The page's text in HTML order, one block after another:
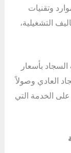
وتقنيات
التشغيلية،
بأسعار
العادي وصولاً
على الخدمة التي